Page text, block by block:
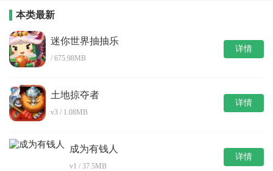
本类最新
迷你世界抽抽乐
/ 675.98MB
详情
土地掠夺者
v3 / 1.08MB
详情
成为有钱人
v1 / 37.5MB
详情